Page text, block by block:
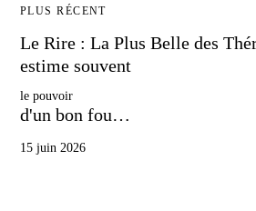
PLUS RÉCENT
Le Rire : La Plus Belle des
estime souvent
le pouvoir
d'un bon fou…
15 juin 2026